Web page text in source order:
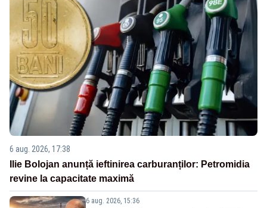
6 aug. 2026, 17:38
Ilie Bolojan anunță ieftinirea carburanților: Petromidia
revine la capacitate maximă
6 aug. 2026, 15:36